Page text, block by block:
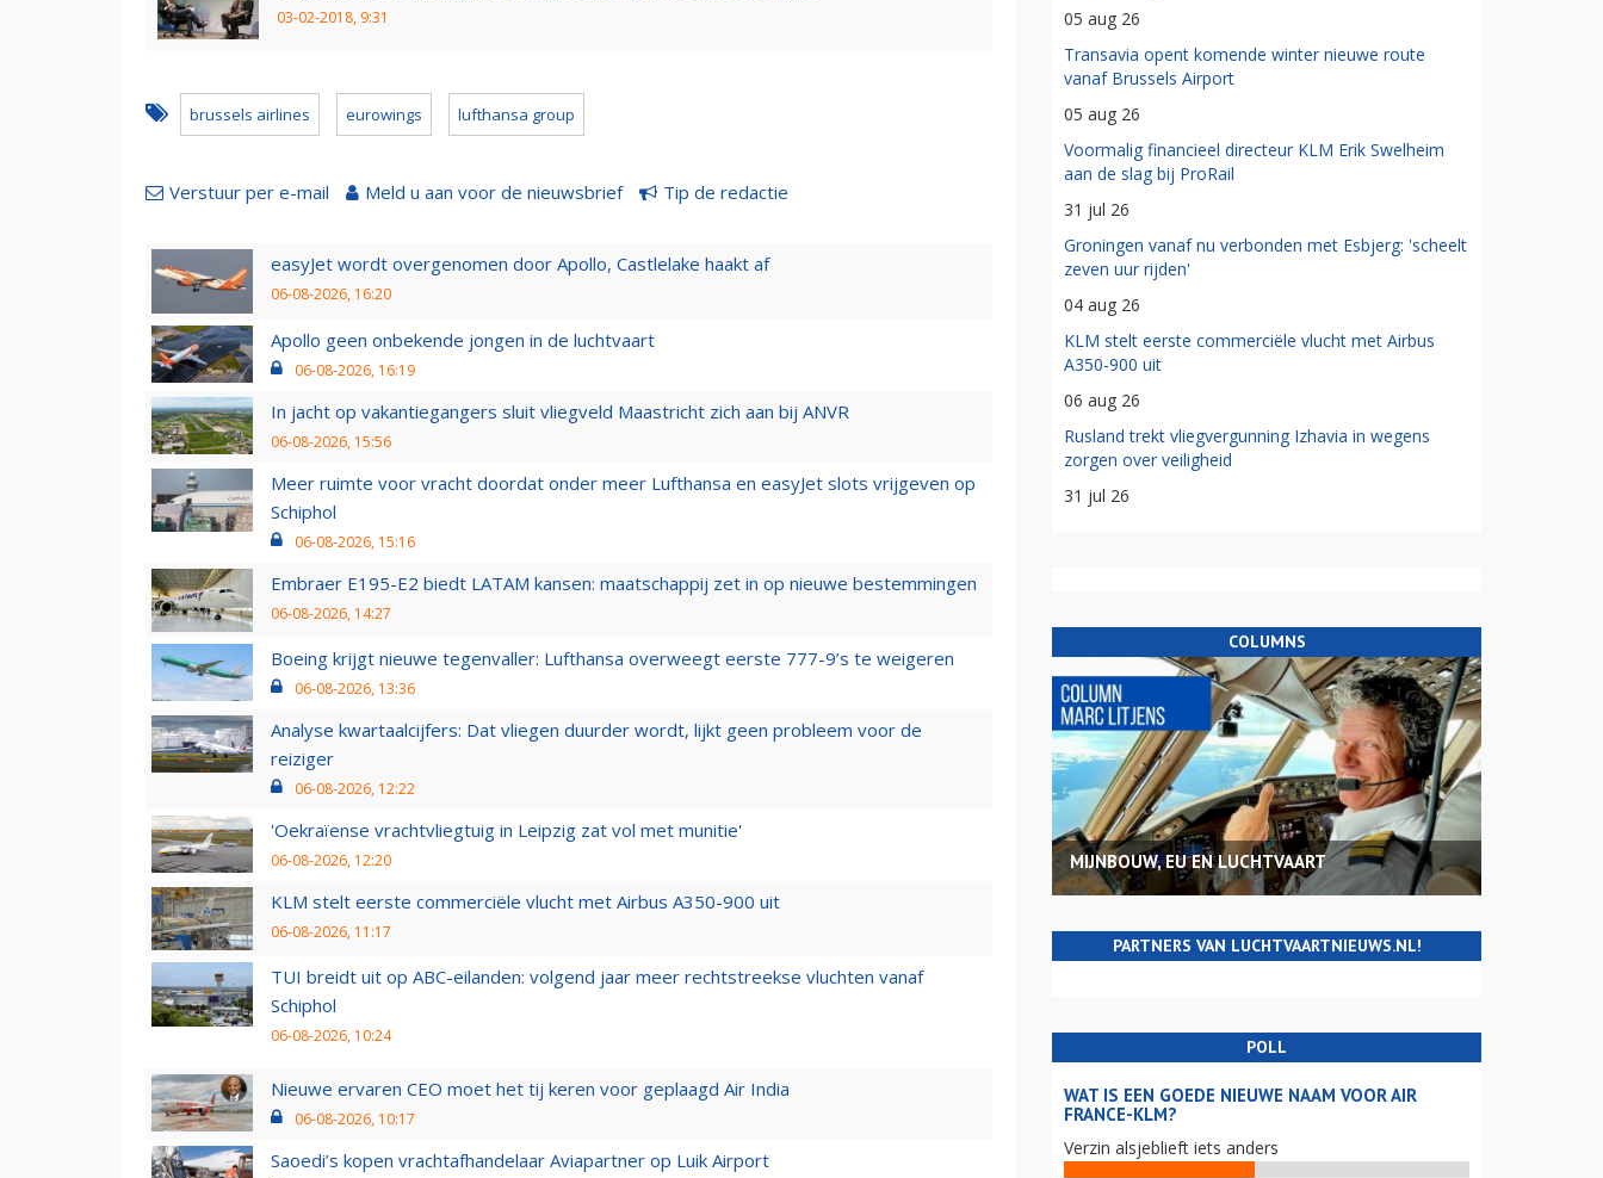
03-02-2018, 9:31
brussels airlines eurowings lufthansa group
Verstuur per e-mail Meld u aan voor de nieuwsbrief Tip de redactie
easyJet wordt overgenomen door Apollo, Castlelake haakt af
06-08-2026, 16:20
Apollo geen onbekende jongen in de luchtvaart
06-08-2026, 16:19
In jacht op vakantiegangers sluit vliegveld Maastricht zich aan bij ANVR
06-08-2026, 15:56
Meer ruimte voor vracht doordat onder meer Lufthansa en easyJet slots vrijgeven op
Schiphol
06-08-2026, 15:16
Embraer E195-E2 biedt LATAM kansen: maatschappij zet in op nieuwe bestemmingen
06-08-2026, 14:27
Boeing krijgt nieuwe tegenvaller: Lufthansa overweegt eerste 777-9’s te weigeren
06-08-2026, 13:36
Analyse kwartaalcijfers: Dat vliegen duurder wordt, lijkt geen probleem voor de
reiziger
06-08-2026, 12:22
'Oekraïense vrachtvliegtuig in Leipzig zat vol met munitie'
06-08-2026, 12:20
KLM stelt eerste commerciële vlucht met Airbus A350-900 uit
06-08-2026, 11:17
TUI breidt uit op ABC-eilanden: volgend jaar meer rechtstreekse vluchten vanaf
Schiphol
06-08-2026, 10:24
Nieuwe ervaren CEO moet het tij keren voor geplaagd Air India
06-08-2026, 10:17
Saoedi’s kopen vrachtafhandelaar Aviapartner op Luik Airport
05 aug 26
Transavia opent komende winter nieuwe route
vanaf Brussels Airport
05 aug 26
Voormalig financieel directeur KLM Erik Swelheim
aan de slag bij ProRail
31 jul 26
Groningen vanaf nu verbonden met Esbjerg: 'scheelt
zeven uur rijden'
04 aug 26
KLM stelt eerste commerciële vlucht met Airbus
A350-900 uit
06 aug 26
Rusland trekt vliegvergunning Izhavia in wegens
zorgen over veiligheid
31 jul 26
COLUMNS
MIJNBOUW, EU EN LUCHTVAART
PARTNERS VAN LUCHTVAARTNIEUWS.NL!
POLL
WAT IS EEN GOEDE NIEUWE NAAM VOOR AIR
FRANCE-KLM?
Verzin alsjeblieft iets anders